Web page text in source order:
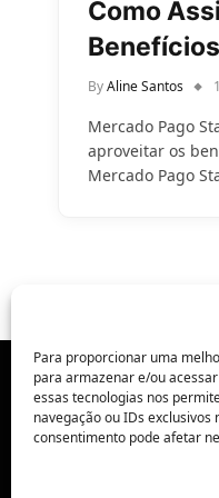
Para proporcionar uma
para armazenar e/ou
essas tecnologias nos
navegação ou IDs
consentimento pode afetar
Como
ByAline Santos
Mercado Pago
aproveitar os
Mercado Pago